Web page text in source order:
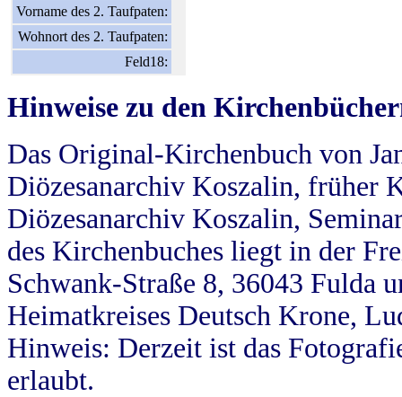
Vorname des 2. Taufpaten:
Wohnort des 2. Taufpaten:
Feld18:
Hinweise zu den
Das Original-Kirchenbuch von
Diözesanarchiv Koszalin, früher
Diözesanarchiv Koszalin,
des Kirchenbuches liegt in der
Schwank-Straße 8, 36043 Fulda
Heimatkreises Deutsch Krone,
Hinweis: Derzeit ist das
erlaubt.